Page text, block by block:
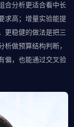
合分析更适合看中长
求高；增量实验能提
更稳健的做法是把三
做预算结构判断，
偏，也能通过交叉验